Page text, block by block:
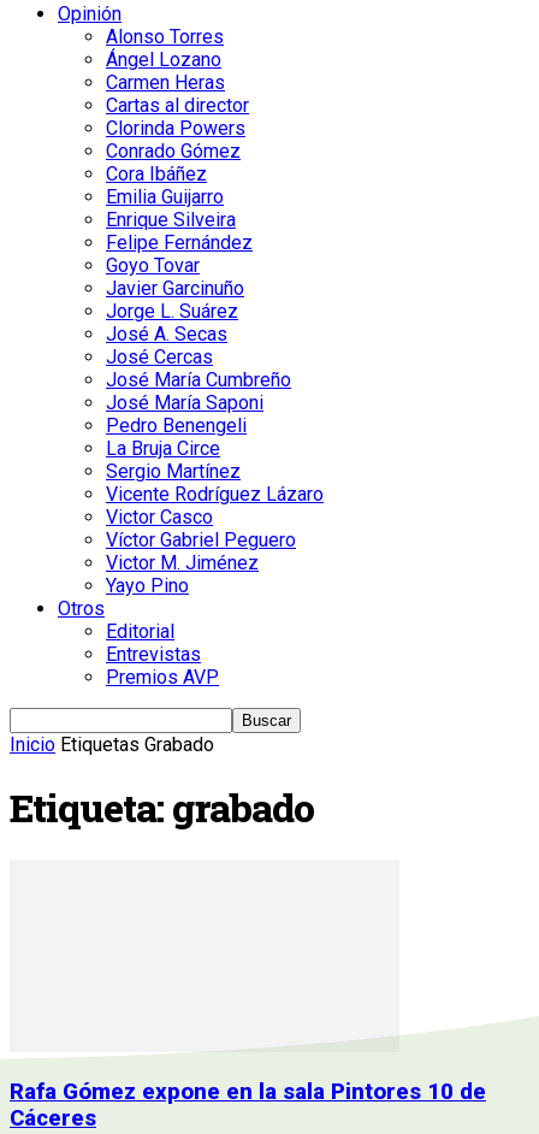
Opinión
Alonso Torres
Ángel Lozano
Carmen Heras
Cartas al director
Clorinda Powers
Conrado Gómez
Cora Ibáñez
Emilia Guijarro
Enrique Silveira
Felipe Fernández
Goyo Tovar
Javier Garcinuño
Jorge L. Suárez
José A. Secas
José Cercas
José María Cumbreño
José María Saponi
Pedro Benengeli
La Bruja Circe
Sergio Martínez
Vicente Rodríguez Lázaro
Victor Casco
Víctor Gabriel Peguero
Victor M. Jiménez
Yayo Pino
Otros
Editorial
Entrevistas
Premios AVP
Inicio Etiquetas Grabado
Etiqueta: grabado
Rafa Gómez expone en la sala Pintores 10 de
Cáceres